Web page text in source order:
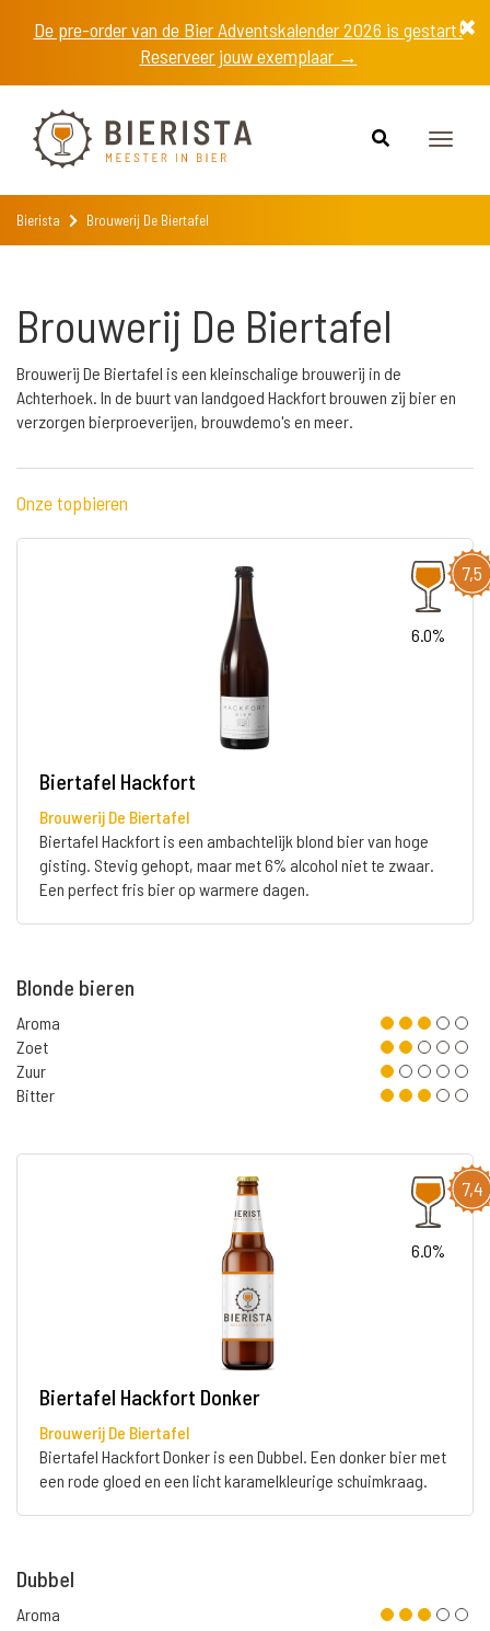
De pre-order van de Bier Adventskalender 2026 is gestart!
Reserveer jouw exemplaar →
Toggle
Bierista Brouwerij De Biertafel
Brouwerij De Biertafel
Brouwerij De Biertafel is een kleinschalige brouwerij in de
Achterhoek. In de buurt van landgoed Hackfort brouwen zij bier en
verzorgen bierproeverijen, brouwdemo's en meer.
Onze topbieren
7,5
6.0%
Biertafel Hackfort
Brouwerij De Biertafel
Biertafel Hackfort is een ambachtelijk blond bier van hoge
gisting. Stevig gehopt, maar met 6% alcohol niet te zwaar.
Een perfect fris bier op warmere dagen.
Blonde bieren
Aroma
Zoet
Zuur
Bitter
7,4
6.0%
Biertafel Hackfort Donker
Brouwerij De Biertafel
Biertafel Hackfort Donker is een Dubbel. Een donker bier met
een rode gloed en een licht karamelkleurige schuimkraag.
Dubbel
Aroma